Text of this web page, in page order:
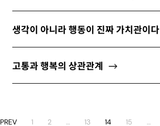
생각이 아니라 행동이 진짜 가치관이다
고통과 행복의 상관관계
PREV 1 2 … 13 14 15 …